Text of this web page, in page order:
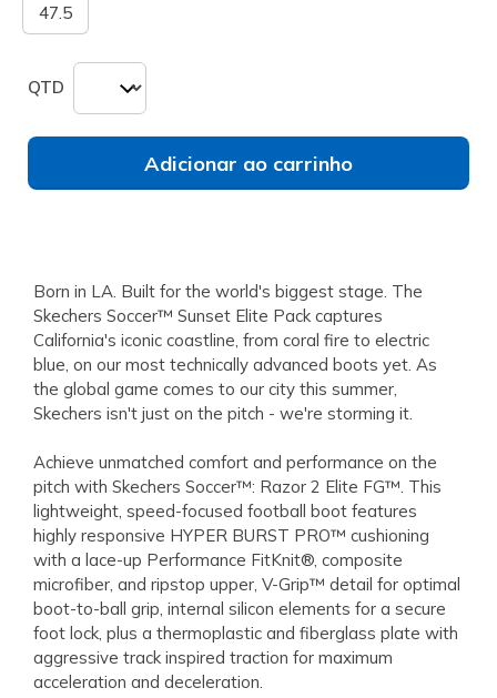
47.5
QTD
Adicionar ao carrinho
Born in LA. Built for the world's biggest stage. The
Skechers Soccer™ Sunset Elite Pack captures
California's iconic coastline, from coral fire to electric
blue, on our most technically advanced boots yet. As
the global game comes to our city this summer,
Skechers isn't just on the pitch - we're storming it.
Achieve unmatched comfort and performance on the
pitch with Skechers Soccer™: Razor 2 Elite FG™. This
lightweight, speed-focused football boot features
highly responsive HYPER BURST PRO™ cushioning
with a lace-up Performance FitKnit®, composite
microfiber, and ripstop upper, V-Grip™ detail for optimal
boot-to-ball grip, internal silicon elements for a secure
foot lock, plus a thermoplastic and fiberglass plate with
aggressive track inspired traction for maximum
acceleration and deceleration.